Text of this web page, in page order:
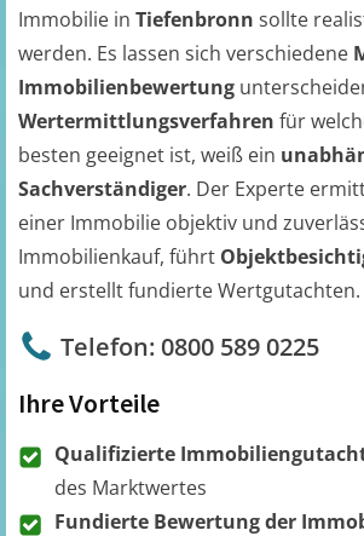
Immobilie in Tiefenbronn sollte
werden. Es lassen sich verschiedene
Immobilienbewertung
Wertermittlungsverfahren für
besten geeignet ist, weiß ein
Sachverständiger. Der Experte
einer Immobilie objektiv und
Immobilienkauf, führt
und erstellt fundierte Wertgutachten.
Telefon: 0800 589 0225
Ihre Vorteile
Qualifizierte
des Marktwertes
Fundierte Bewertung der